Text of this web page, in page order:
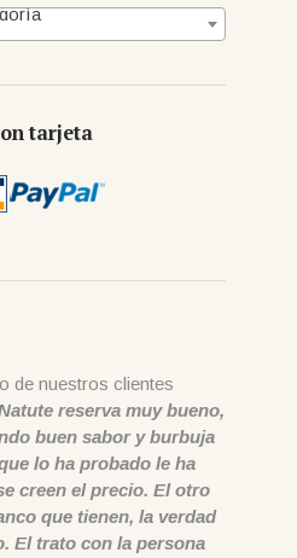
tarjeta
de nuestros clientes
reserva muy bueno,
buen sabor y burbuja
lo ha probado le ha
creen el precio. El otro
que tienen, la verdad
El trato con la persona